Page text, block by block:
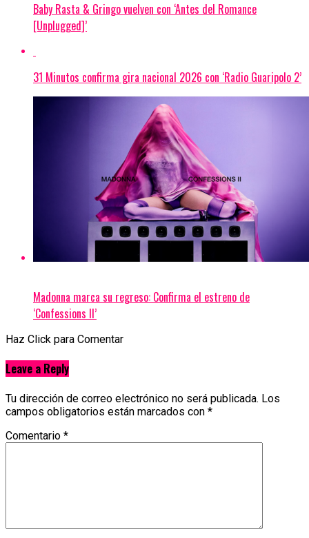
Baby Rasta & Gringo vuelven con ‘Antes del Romance
[Unplugged]’
31 Minutos confirma gira nacional 2026 con ‘Radio Guaripolo 2’
Madonna marca su regreso: Confirma el estreno de
‘Confessions II’
Haz Click para Comentar
Leave a Reply
Tu dirección de correo electrónico no será publicada. Los
campos obligatorios están marcados con *
Comentario *